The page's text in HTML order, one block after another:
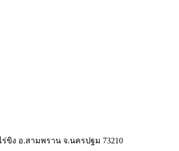
ขิง อ.สามพราน จ.นครปฐม 73210